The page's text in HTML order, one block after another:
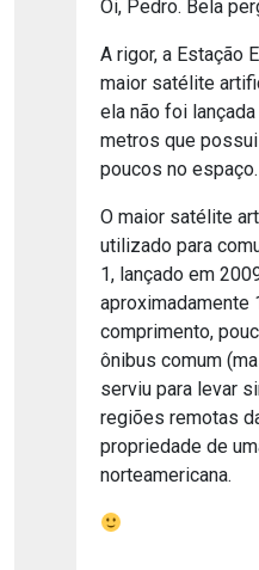
Oi, Pedro. Bela
A rigor, a Estação
maior satélite
ela não foi
metros que
poucos no espaço.
O maior satélite
utilizado para
1, lançado em
aproximadamente
comprimento,
ônibus comum
serviu para levar
regiões remotas
propriedade de
norteamericana.